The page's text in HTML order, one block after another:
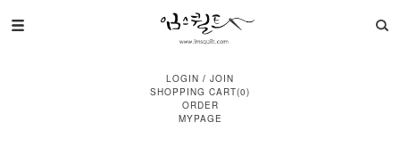
LOGIN / JOIN
SHOPPING CART(0)
ORDER
MYPAGE